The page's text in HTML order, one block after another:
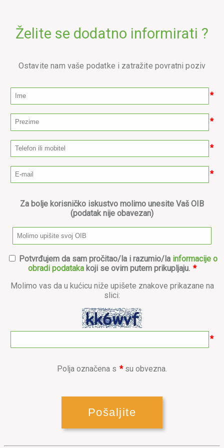
Želite se dodatno informirati ?
Ostavite nam vaše podatke i zatražite povratni poziv
*
*
*
*
Za bolje korisničko iskustvo molimo unesite Vaš OIB
(podatak nije obavezan)
Potvrđujem da sam pročitao/la i razumio/la informacije o
obradi podatakakoji se ovim putem prikupljaju. *
Molimo vas da u kućicu niže upišete znakove prikazane na
slici:
*
Polja označena s *su obvezna.